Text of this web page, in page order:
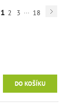
1 2 3 ... 18